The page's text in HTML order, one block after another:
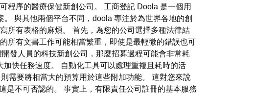
程序的醫療保健新創公司。 工商登記 Doola 是一個用
與其他兩個平台不同，doola 專注於為世界各地的創
所有表格的麻煩。 首先，為您的公司選擇多種法律結
所有文書工作可能相當繁重，即使是最輕微的錯誤也可
發人員的科技新創公司，那麼招募過程可能會非常耗
快任務速度。 自動化工具可以處理重複且耗時的活
需要將相當大的預算用於這些附加功能。 這對您來說
是不可否認的。 事實上，有限責任公司註冊的基本服務